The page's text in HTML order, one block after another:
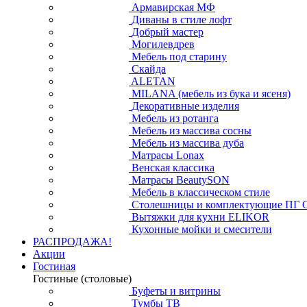
Армавирская МФ
Диваны в стиле лофт
Добрый мастер
Могилевдрев
Мебель под старину
Скайда
ALETAN
MILANA (мебель из бука и ясеня)
Декоративные изделия
Мебель из ротанга
Мебель из массива сосны
Мебель из массива дуба
Матрасы Lonax
Венская классика
Матрасы BeautySON
Мебель в классическом стиле
Столешницы и комплектующие ПГ
Вытяжки для кухни ELIKOR
Кухонные мойки и смесители
РАСПРОДАЖА!
Акции
Гостиная
Гостиные (столовые)
Буфеты и витрины
Тумбы ТВ